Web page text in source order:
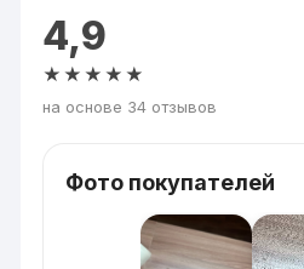
4,9
★★★★★
на основе 34 отзывов
Фото покупателей